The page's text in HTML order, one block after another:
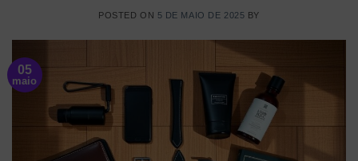
POSTED ON 5 DE MAIO DE 2025 BY
05
maio